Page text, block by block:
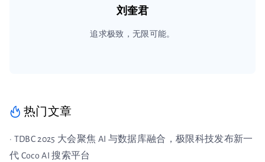
刘奎君
追求极致，无限可能。
热门文章
· TDBC 2025 大会聚焦 AI 与数据库融合，极限科技发布新一
代 Coco AI 搜索平台